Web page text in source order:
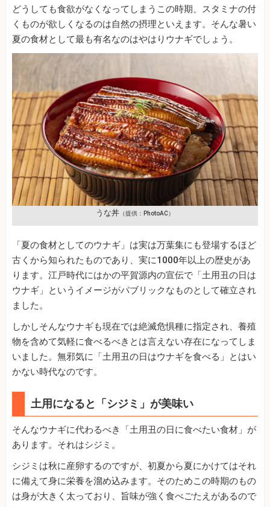
どうしても食欲がなくなってしまうこの時期、スタミナの付
くものが欲しくなるのは自然の摂理といえます。そんな暑い
夏の食材として最も有名なのはやはりウナギでしょう。
うな丼 （提供：PhotoAC）
「夏の食材としてのウナギ」は実は万葉集にも登場するほど
古くから知られたものであり、実に1000年以上の歴史があ
ります。江戸時代にはかの平賀源内の宣伝で「土用丑の日は
ウナギ」というイメージがパブリックなものとして確立され
ました。
しかしそんなウナギも現在では絶滅危惧種に指定され、養殖
物を含めて気軽に食べるべきとは言えない存在になってしま
いました。無邪気に「土用丑の日はウナギを食べる」とはい
かない時代なのです。
土用になると「シジミ」が美味い
そんなウナギに代わるべき「土用丑の日に食べたい食材」が
あります。それはシジミ。
シジミは秋に産卵するのですが、初夏から夏にかけてはそれ
に備えて身に栄養を溜め込みます。そのためこの時期のもの
は身が大きく太っており、旨味が強く食べごたえがあるので